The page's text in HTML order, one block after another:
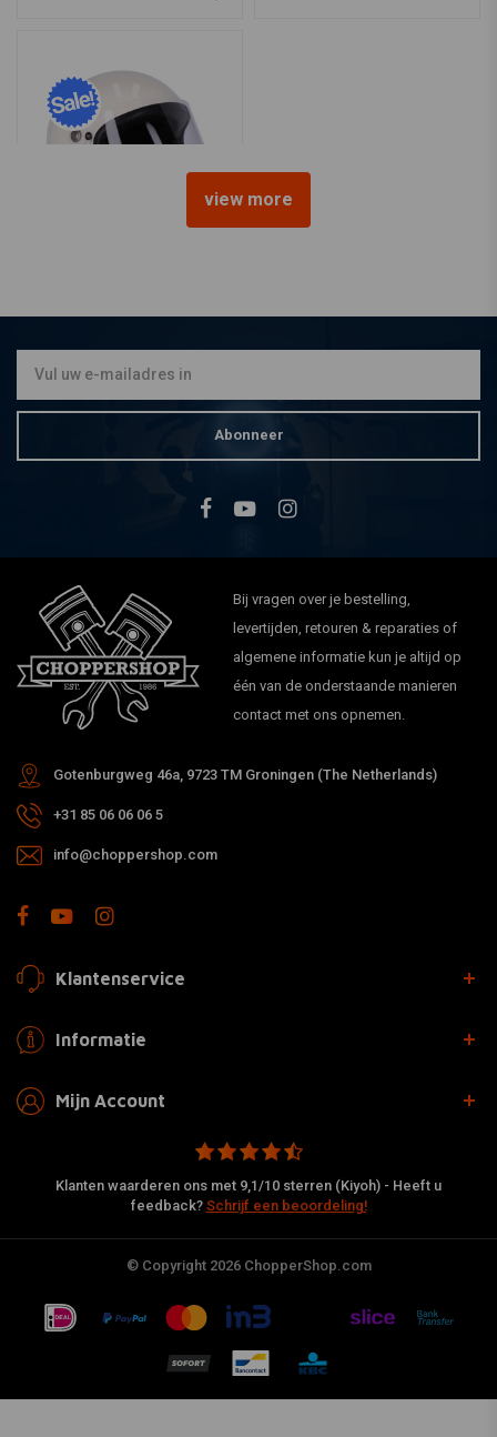
€191,40
view more
Abonneer
Bij vragen over je bestelling,
levertijden, retouren & reparaties of
algemene informatie kun je altijd op
één van de onderstaande manieren
contact met ons opnemen.
Gotenburgweg 46a, 9723 TM Groningen (The Netherlands)
+31 85 06 06 06 5
info@choppershop.com
Klantenservice
Informatie
Mijn Account
Klanten waarderen ons met 9,1/10 sterren (Kiyoh) - Heeft u
feedback? Schrijf een beoordeling!
© Copyright 2026 ChopperShop.com